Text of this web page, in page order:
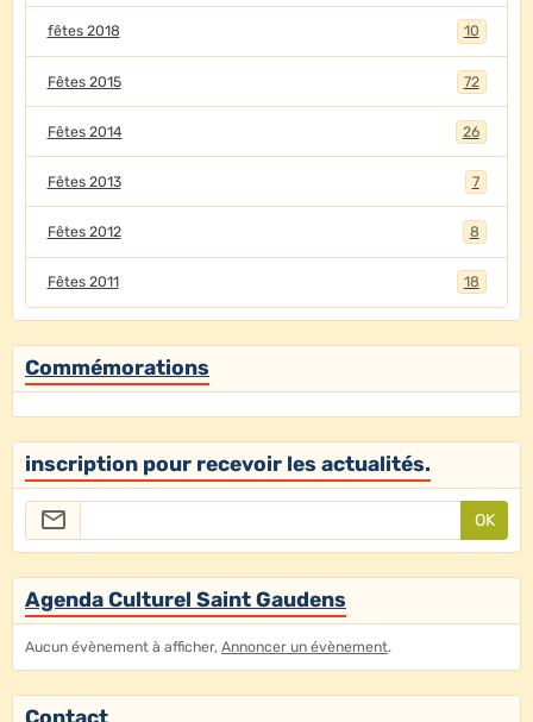
fêtes 2018 10
Fêtes 2015 72
Fêtes 2014 26
Fêtes 2013 7
Fêtes 2012 8
Fêtes 2011 18
Commémorations
inscription pour recevoir les actualités.
OK
Agenda Culturel Saint Gaudens
Aucun évènement à afficher, Annoncer un évènement.